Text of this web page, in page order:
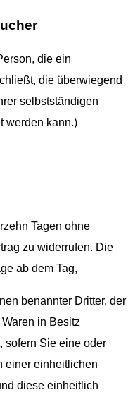
die ein
die überwiegend
selbstständigen
werden kann.)
Tagen ohne
zu widerrufen. Die
ab dem Tag,
benannter Dritter, der
in Besitz
sofern Sie eine oder
einer einheitlichen
diese einheitlich